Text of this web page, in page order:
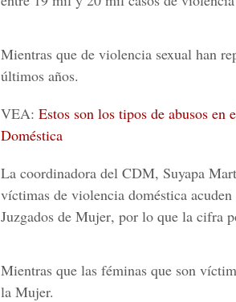
Mientras que de violencia sexual han
últimos años.
VEA: Estos son los tipos de abusos
Doméstica
La coordinadora del CDM, Suyapa
víctimas de violencia doméstica
Juzgados de Mujer, por lo que la cifra
Mientras que las féminas que son
la Mujer.